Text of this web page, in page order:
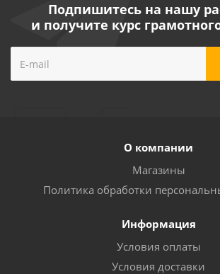
Подпишитесь на нашу
и получите курс
О компании
Магазины
Политика обработки
Информация
Условия оплаты
Условия доставки